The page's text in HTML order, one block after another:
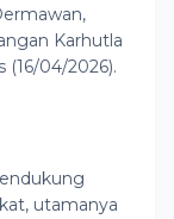
Karhutla
(16/04/2026).
utamanya